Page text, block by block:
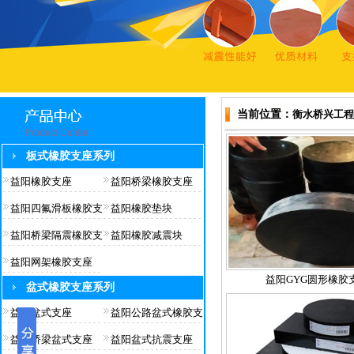
板式橡胶支座系列
益阳橡胶支座 益阳桥梁橡胶支座
益阳四氟滑板橡胶支 益阳橡胶垫块
益阳桥梁隔震橡胶支 益阳橡胶减震块
益阳网架橡胶支座
盆式橡胶支座系列
益阳盆式支座 益阳公路盆式橡胶支
益阳桥梁盆式支座 益阳盆式抗震支座
当前位置： 衡水桥兴工
益阳GYG圆形橡胶